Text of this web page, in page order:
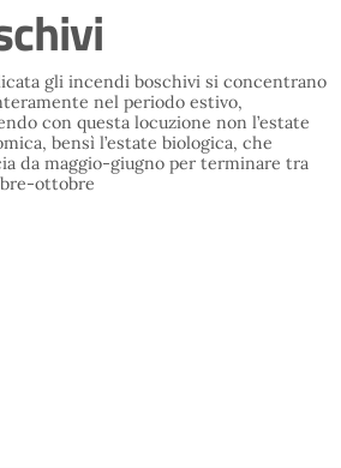
gli incendi boschivi si concentrano
nel periodo estivo,
con questa locuzione non l’estate
bensì l’estate biologica, che
da maggio-giugno per terminare tra
ottobre